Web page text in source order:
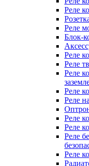
Реле
Реле
Блок-
Реле
Реле
Реле
Реле
Реле
Реле
Реле
Реле
Реле